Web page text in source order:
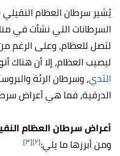
السرطانات التي نشأت في
لتصل للعظام، وعلى الرغم
ليصيب العظام، إلا أن هناك
الثدي، وسرطان الرئة
الدرقية، فما هي أعراض
أعراض سرطان العظام
ومن أبرزها ما يلي:[٢] [٣]